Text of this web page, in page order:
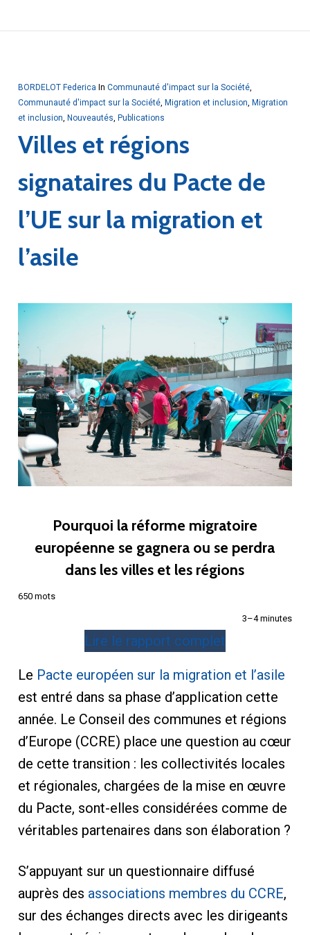
BORDELOT Federica In Communauté d'impact sur la Société,
Communauté d'impact sur la Société, Migration et inclusion, Migration
et inclusion, Nouveautés, Publications
Villes et régions
signataires du Pacte de
l’UE sur la migration et
l’asile
Pourquoi la réforme migratoire
européenne se gagnera ou se perdra
dans les villes et les régions
650 mots
3–4 minutes
Lire le rapport complet
Le Pacte européen sur la migration et l’asile
est entré dans sa phase d’application cette
année. Le Conseil des communes et régions
d’Europe (CCRE) place une question au cœur
de cette transition : les collectivités locales
et régionales, chargées de la mise en œuvre
du Pacte, sont-elles considérées comme de
véritables partenaires dans son élaboration ?
S’appuyant sur un questionnaire diffusé
auprès des associations membres du CCRE,
sur des échanges directs avec les dirigeants